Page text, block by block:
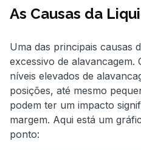
As Causas da
Uma das principais causas
excessivo de alavancagem.
níveis elevados de
posições, até mesmo
podem ter um impacto
margem. Aqui está um
ponto: